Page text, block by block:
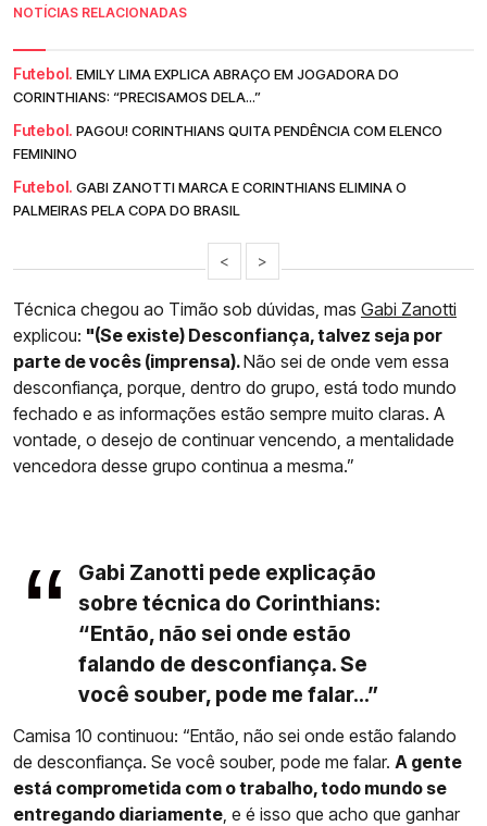
NOTÍCIAS RELACIONADAS
Futebol. EMILY LIMA EXPLICA ABRAÇO EM JOGADORA DO
CORINTHIANS: “PRECISAMOS DELA...”
Futebol. PAGOU! CORINTHIANS QUITA PENDÊNCIA COM ELENCO
FEMININO
Futebol. GABI ZANOTTI MARCA E CORINTHIANS ELIMINA O
PALMEIRAS PELA COPA DO BRASIL
< >
Técnica chegou ao Timão sob dúvidas, mas Gabi Zanotti
explicou: "(Se existe) Desconfiança, talvez seja por
parte de vocês (imprensa).Não sei de onde vem essa
desconfiança, porque, dentro do grupo, está todo mundo
fechado e as informações estão sempre muito claras. A
vontade, o desejo de continuar vencendo, a mentalidade
vencedora desse grupo continua a mesma.”
Gabi Zanotti pede explicação
sobre técnica do Corinthians:
“Então, não sei onde estão
falando de desconfiança. Se
você souber, pode me falar...”
Camisa 10 continuou: “Então, não sei onde estão falando
de desconfiança. Se você souber, pode me falar. A gente
está comprometida com o trabalho, todo mundo se
entregando diariamente , e é isso que acho que ganhar